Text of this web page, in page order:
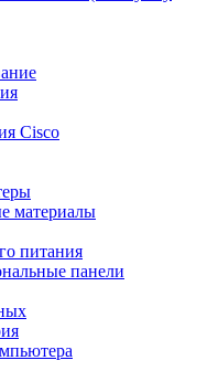
Cisco
материалы
питания
панели